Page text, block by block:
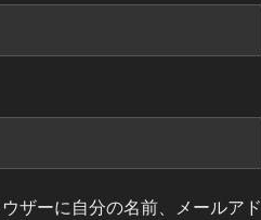
ザーに自分の名前、メールアド